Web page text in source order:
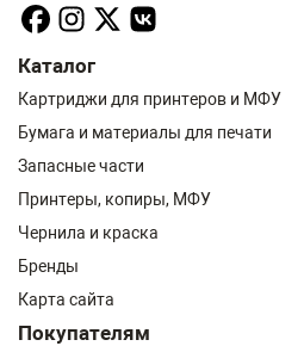
Каталог
Картриджи для принтеров и МФУ
Бумага и материалы для печати
Запасные части
Принтеры, копиры, МФУ
Чернила и краска
Бренды
Карта сайта
Покупателям